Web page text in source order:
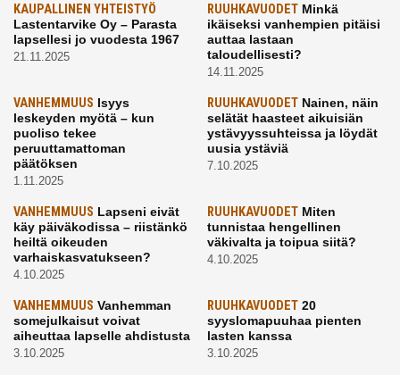
KAUPALLINEN YHTEISTYÖ
Lastentarvike Oy – Parasta
lapsellesi jo vuodesta 1967
21.11.2025
RUUHKAVUODETMinkä
ikäiseksi vanhempien pitäisi
auttaa lastaan
taloudellisesti?
14.11.2025
VANHEMMUUS Isyys
leskeyden myötä – kun
puoliso tekee
peruuttamattoman
päätöksen
1.11.2025
RUUHKAVUODETNainen, näin
selätät haasteet aikuisiän
ystävyyssuhteissa ja löydät
uusia ystäviä
7.10.2025
VANHEMMUUS Lapseni eivät
käy päiväkodissa – riistänkö
heiltä oikeuden
varhaiskasvatukseen?
4.10.2025
RUUHKAVUODETMiten
tunnistaa hengellinen
väkivalta ja toipua siitä?
4.10.2025
VANHEMMUUS Vanhemman
somejulkaisut voivat
aiheuttaa lapselle ahdistusta
3.10.2025
RUUHKAVUODET20
syyslomapuuhaa pienten
lasten kanssa
3.10.2025